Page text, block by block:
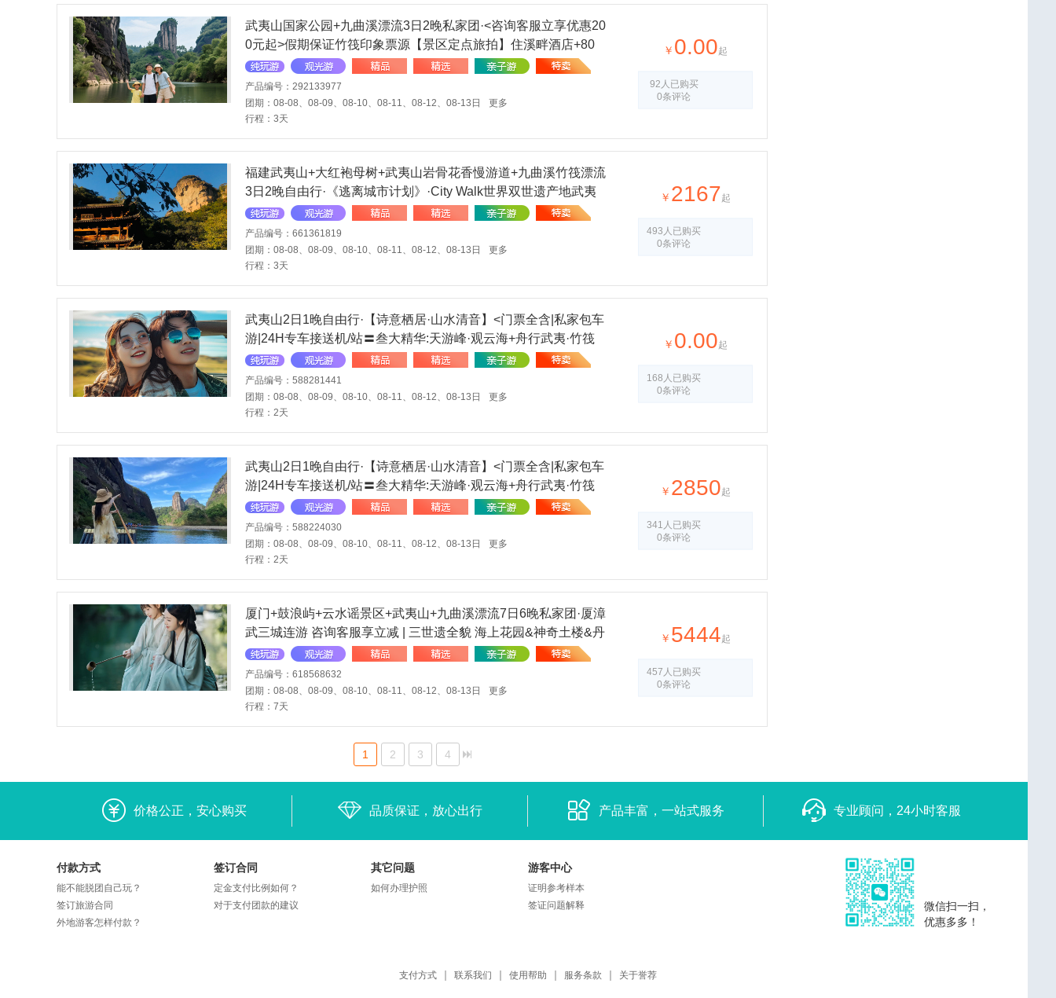
武夷山国家公园+九曲溪漂流3日2晚私家团·<咨询客服立享优惠20
0元起>假期保证竹筏印象票源【景区定点旅拍】住溪畔酒店+80
高餐标2份+景点可调〓独立车导〓B线亲子主题 C线自选酒店 E线
包车游更自在
产品编号：292133977
团期：08-08、08-09、08-10、08-11、08-12、08-13日
更多
行程：3天
￥ 0.00起
92人已购买
0条评论
福建武夷山+大红袍母树+武夷山岩骨花香慢游道+九曲溪竹筏漂流
3日2晚自由行·《逃离城市计划》·City Walk世界双世遗产地武夷
山风景名胜区
产品编号：661361819
团期：08-08、08-09、08-10、08-11、08-12、08-13日
更多
行程：3天
￥ 2167起
493人已购买
0条评论
武夷山2日1晚自由行·【诗意栖居·山水清音】<门票全含|私家包车
游|24H专车接送机/站〓叁大精华:天游峰·观云海+舟行武夷·竹筏
漂流+视觉盛宴·印象演出【升级VIP（B）席】〓非遗技艺:手工采
茶+手工制茶体验
产品编号：588281441
团期：08-08、08-09、08-10、08-11、08-12、08-13日
更多
行程：2天
￥ 0.00起
168人已购买
0条评论
武夷山2日1晚自由行·【诗意栖居·山水清音】<门票全含|私家包车
游|24H专车接送机/站〓叁大精华:天游峰·观云海+舟行武夷·竹筏
漂流+视觉盛宴·印象演出【升级VIP席】〓非遗技艺:手工采茶+手
工制茶体验
产品编号：588224030
团期：08-08、08-09、08-10、08-11、08-12、08-13日
更多
行程：2天
￥ 2850起
341人已购买
0条评论
厦门+鼓浪屿+云水谣景区+武夷山+九曲溪漂流7日6晚私家团·厦漳
武三城连游 咨询客服享立减 | 三世遗全貌 海上花园&神奇土楼&丹
山碧水〓全程5钻·2晚武夷山〓九曲溪竹筏漂流&武夷非遗品茶&
土楼登楼观全景&赠鹭江夜游
产品编号：618568632
团期：08-08、08-09、08-10、08-11、08-12、08-13日
更多
行程：7天
￥ 5444起
457人已购买
0条评论
1 2 3 4
价格公正，安心购买 品质保证，放心出行 产品丰富，一站式服务 专业顾问，24小时客服
付款方式
能不能脱团自己玩？
签订旅游合同
外地游客怎样付款？
签订合同
定金支付比例如何？
对于支付团款的建议
其它问题
如何办理护照
游客中心
证明参考样本
签证问题解释
微信扫一扫，
优惠多多！
支付方式 联系我们 使用帮助 服务条款 关于誉荐